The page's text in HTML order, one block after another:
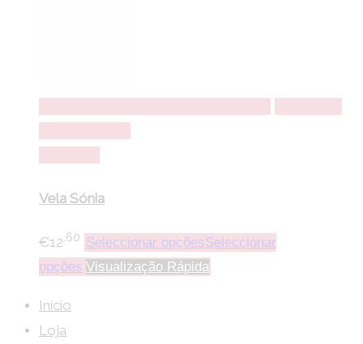
Vela Sónia
€12.60 Seleccionar opçõesSeleccionar
opções Visualização Rápida
Início
Loja